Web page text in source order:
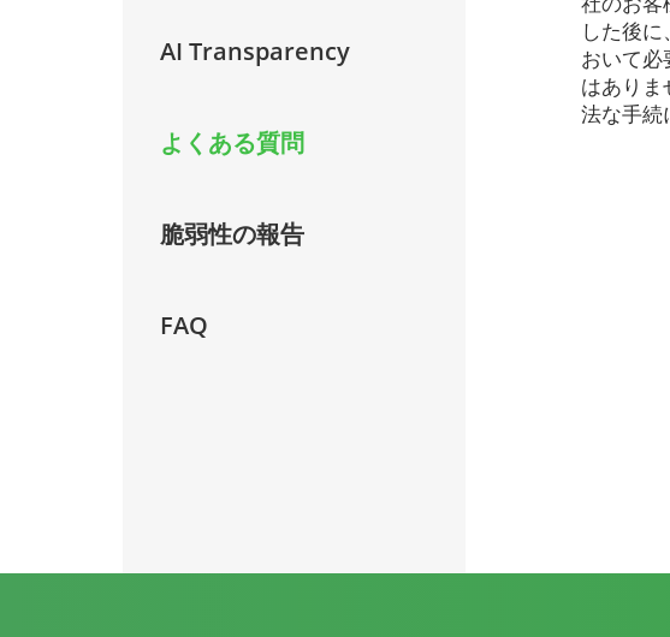
AI Transparency
よくある質問
脆弱性の報告
FAQ
した後
おいて必
はありま
法な手続